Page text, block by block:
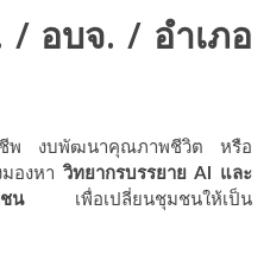
/ อบจ. / อำเภอ
ชีพ งบพัฒนาคุณภาพชีวิต หรือ
มองหาวิทยากรบรรยาย AI และ
นเพื่อเปลี่ยนชุมชนให้เป็น